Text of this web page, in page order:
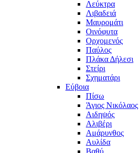
Λεύκτρα
Λιβαδειά
Μαυρομάτι
Οινόφυτα
Ορχομενός
Παύλος
Πλάκα Δήλεσι
Στείρι
Σχηματάρι
Εύβοια
Πίσω
Άγιος Νικόλαος
Αιδηψός
Αλιβέρι
Αμάρυνθος
Αυλίδα
Βαθύ